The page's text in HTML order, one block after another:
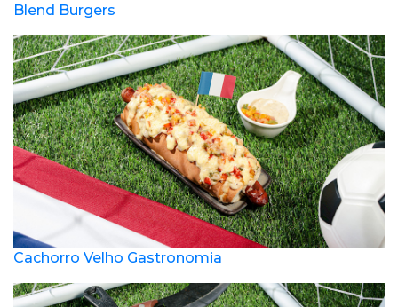
Blend Burgers
Cachorro Velho Gastronomia